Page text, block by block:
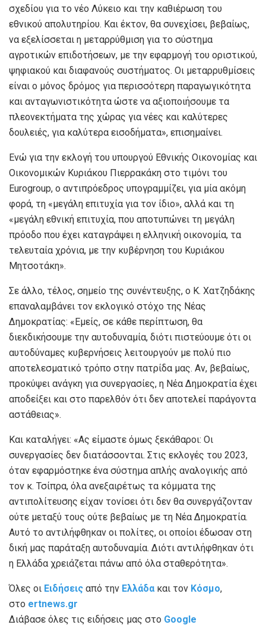
σχεδίου για το νέο Λύκειο και την καθιέρωση του
εθνικού απολυτηρίου. Και έκτον, θα συνεχίσει, βεβαίως,
να εξελίσσεται η μεταρρύθμιση για το σύστημα
αγροτικών επιδοτήσεων, με την εφαρμογή του οριστικού,
ψηφιακού και διαφανούς συστήματος. Οι μεταρρυθμίσεις
είναι ο μόνος δρόμος για περισσότερη παραγωγικότητα
και ανταγωνιστικότητα ώστε να αξιοποιήσουμε τα
πλεονεκτήματα της χώρας για νέες και καλύτερες
δουλειές, για καλύτερα εισοδήματα», επισημαίνει.
Ενώ για την εκλογή του υπουργού Εθνικής Οικονομίας και
Οικονομικών Κυριάκου Πιερρακάκη στο τιμόνι του
Eurogroup, ο αντιπρόεδρος υπογραμμίζει, για μία ακόμη
φορά, τη «μεγάλη επιτυχία για τον ίδιο», αλλά και τη
«μεγάλη εθνική επιτυχία, που αποτυπώνει τη μεγάλη
πρόοδο που έχει καταγράψει η ελληνική οικονομία, τα
τελευταία χρόνια, με την κυβέρνηση του Κυριάκου
Μητσοτάκη».
Σε άλλο, τέλος, σημείο της συνέντευξης, ο Κ. Χατζηδάκης
επαναλαμβάνει τον εκλογικό στόχο της Νέας
Δημοκρατίας: «Εμείς, σε κάθε περίπτωση, θα
διεκδικήσουμε την αυτοδυναμία, διότι πιστεύουμε ότι οι
αυτοδύναμες κυβερνήσεις λειτουργούν με πολύ πιο
αποτελεσματικό τρόπο στην πατρίδα μας. Αν, βεβαίως,
προκύψει ανάγκη για συνεργασίες, η Νέα Δημοκρατία έχει
αποδείξει και στο παρελθόν ότι δεν αποτελεί παράγοντα
αστάθειας».
Και καταλήγει: «Ας είμαστε όμως ξεκάθαροι: Οι
συνεργασίες δεν διατάσσονται. Στις εκλογές του 2023,
όταν εφαρμόστηκε ένα σύστημα απλής αναλογικής από
τον κ. Τσίπρα, όλα ανεξαιρέτως τα κόμματα της
αντιπολίτευσης είχαν τονίσει ότι δεν θα συνεργάζονταν
ούτε μεταξύ τους ούτε βεβαίως με τη Νέα Δημοκρατία.
Αυτό το αντιλήφθηκαν οι πολίτες, οι οποίοι έδωσαν στη
δική μας παράταξη αυτοδυναμία. Διότι αντιλήφθηκαν ότι
η Ελλάδα χρειάζεται πάνω από όλα σταθερότητα».
Όλες οι Ειδήσεις από την Ελλάδα και τον Κόσμο,
στο ertnews.gr
Διάβασε όλες τις ειδήσεις μας στο Google